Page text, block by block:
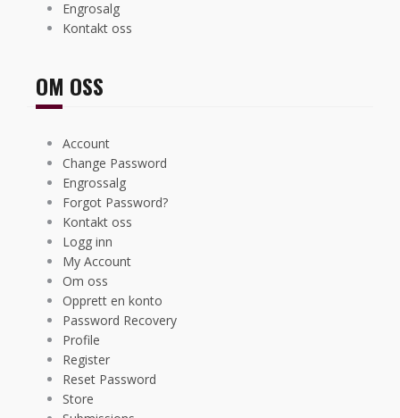
Engrosalg
Kontakt oss
OM OSS
Account
Change Password
Engrossalg
Forgot Password?
Kontakt oss
Logg inn
My Account
Om oss
Opprett en konto
Password Recovery
Profile
Register
Reset Password
Store